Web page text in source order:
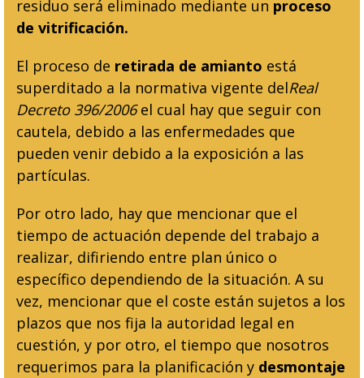
residuo será eliminado mediante un proceso
de vitrificación.
El proceso de retirada de amianto está
superditado a la normativa vigente delReal
Decreto 396/2006el cual hay que seguir con
cautela, debido a las enfermedades que
pueden venir debido a la exposición a las
partículas.
Por otro lado, hay que mencionar que el
tiempo de actuación depende del trabajo a
realizar, difiriendo entre plan único o
específico dependiendo de la situación. A su
vez, mencionar que el coste están sujetos a los
plazos que nos fija la autoridad legal en
cuestión, y por otro, el tiempo que nosotros
requerimos para la planificación y desmontaje